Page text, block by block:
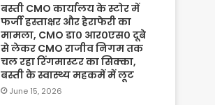
बस्ती CMO कार्यालय के स्टोर में
फर्जी हस्ताक्षर और हेराफेरी का
मामला, CMO डा० आर०एस० दूबे
से लेकर CMO राजीव निगम तक
चल रहा रिंगमास्टर का सिक्का,
बस्ती के स्वास्थ्य महकमें में लूट
June 15, 2026